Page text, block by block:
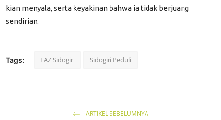
kian menyala, serta keyakinan bahwa ia tidak berjuang
sendirian.
Tags: LAZ Sidogiri Sidogiri Peduli
ARTIKEL SEBELUMNYA